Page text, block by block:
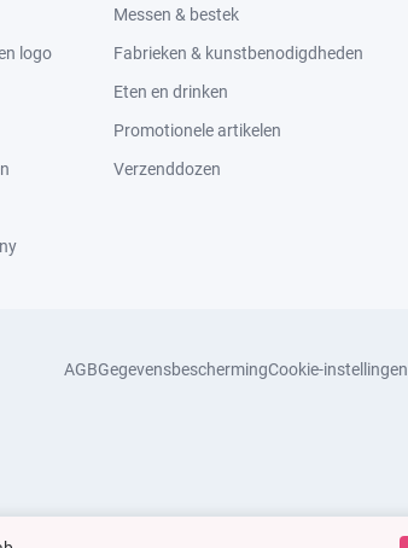
logo
Messen & bestek
Fabrieken & kunstbenodigdheden
Eten en drinken
Promotionele artikelen
Verzenddozen
AGBGegevensbeschermingCookie-instellingen